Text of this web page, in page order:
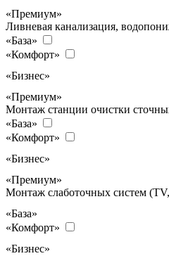
«Премиум»
Ливневая канализация,
«База»
«Комфорт»
«Бизнес»
«Премиум»
Монтаж станции очистки
«База»
«Комфорт»
«Бизнес»
«Премиум»
Монтаж слаботочных систем
«База»
«Комфорт»
«Бизнес»